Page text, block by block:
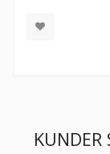
KUNDER